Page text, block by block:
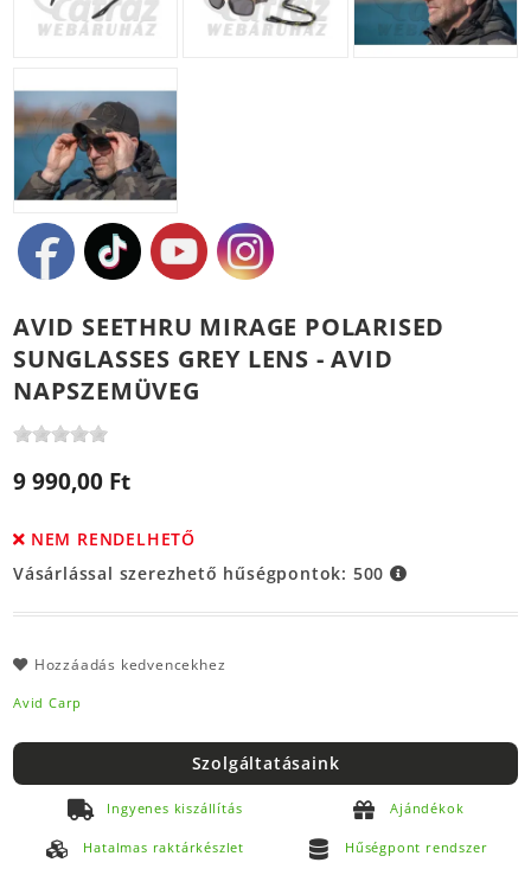
AVID SEETHRU MIRAGE POLARISED
SUNGLASSES GREY LENS - AVID
NAPSZEMÜVEG
9 990,00 Ft
NEM RENDELHETŐ
Vásárlással szerezhető hűségpontok: 500
Hozzáadás kedvencekhez
Avid Carp
Szolgáltatásaink
Ingyenes kiszállítás Ajándékok
Hatalmas raktárkészlet Hűségpont rendszer